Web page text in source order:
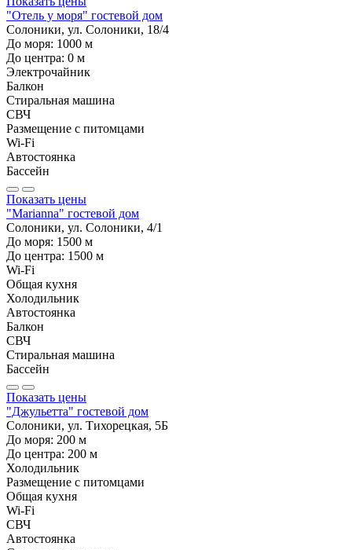
"Отель у моря" гостевой дом
Солоники, ул. Солоники, 18/4
До моря: 1000 м
До центра: 0 м
Электрочайник
Балкон
Стиральная машина
СВЧ
Размещение с питомцами
Wi-Fi
Автостоянка
Бассейн
Показать цены
"Marianna" гостевой дом
Солоники, ул. Солоники, 4/1
До моря: 1500 м
До центра: 1500 м
Wi-Fi
Общая кухня
Холодильник
Автостоянка
Балкон
СВЧ
Стиральная машина
Бассейн
Показать цены
"Джульетта" гостевой дом
Солоники, ул. Тихорецкая, 5Б
До моря: 200 м
До центра: 200 м
Холодильник
Размещение с питомцами
Общая кухня
Wi-Fi
СВЧ
Автостоянка